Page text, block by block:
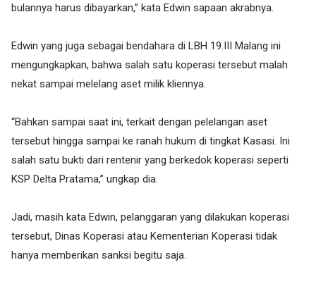
bulannya harus dibayarkan,” kata Edwin sapaan akrabnya.
Edwin yang juga sebagai bendahara di LBH 19.III Malang ini
mengungkapkan, bahwa salah satu koperasi tersebut malah
nekat sampai melelang aset milik kliennya.
“Bahkan sampai saat ini, terkait dengan pelelangan aset
tersebut hingga sampai ke ranah hukum di tingkat Kasasi. Ini
salah satu bukti dari rentenir yang berkedok koperasi seperti
KSP Delta Pratama,” ungkap dia.
Jadi, masih kata Edwin, pelanggaran yang dilakukan koperasi
tersebut, Dinas Koperasi atau Kementerian Koperasi tidak
hanya memberikan sanksi begitu saja.